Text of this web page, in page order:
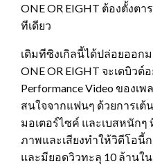
ONE OR EIGHT ต้องตั้งต
ทีเดียว
เดิมทีซิงเกิลนี้ได้ปล่อยออก
ONE OR EIGHT จะเดบิวต์
Performance Video ของเพ
สนใจจากแฟนๆ ด้วยการเต้
มอเตอร์ไซค์ และเบสหนัก
ภาพและเสียงทำให้วิดีโอนี้
และมียอดวิวทะลุ 10 ล้านใ